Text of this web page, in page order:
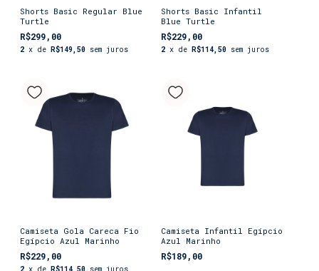
Shorts Basic Regular Blue
Turtle
R$299,00
2 x de R$149,50 sem juros
Shorts Basic Infantil
Blue Turtle
R$229,00
2 x de R$114,50 sem juros
Camiseta Gola Careca Fio
Egípcio Azul Marinho
R$229,00
2 x de R$114,50 sem juros
Camiseta Infantil Egípcio
Azul Marinho
R$189,00